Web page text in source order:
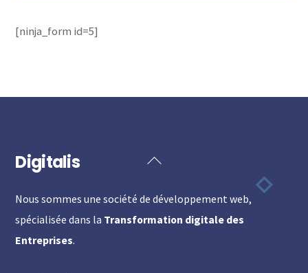
[ninja_form id=5]
Back
Top
Digitalis
Nous sommes une société de développement web,
spécialisée dans la Transformation digitale des
Entreprises.